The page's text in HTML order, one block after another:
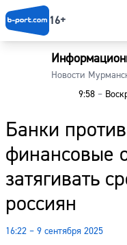
16+
Новости
9:58 –
Банки
финансовые
затягивать
россиян
16:22 – 9 сентября 2025
Главная
Наши гости
Погода
Курсы валют